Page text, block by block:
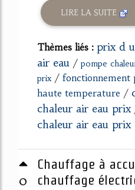
LIRE LA SUITE
Thèmes liés : prix d
air eau / pompe
prix/ fonctionnement
haute temperature /
chaleur air eau prix
chaleur air eau prix
0
Chauffage à
chauffage